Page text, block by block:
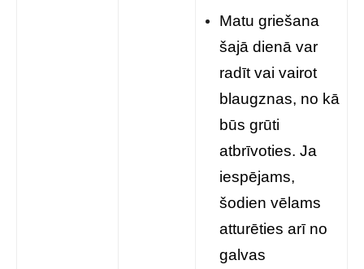
Matu griešana
šajā dienā var
radīt vai vairot
blaugznas, no kā
būs grūti
atbrīvoties. Ja
iespējams,
šodien vēlams
atturēties arī no
galvas